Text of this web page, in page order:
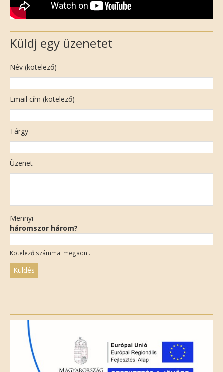
Küldj egy üzenetet
Név (kötelező)
Email cím (kötelező)
Tárgy
Üzenet
Mennyi
háromszor három?
Kötelező számmal megadni.
field
empty.